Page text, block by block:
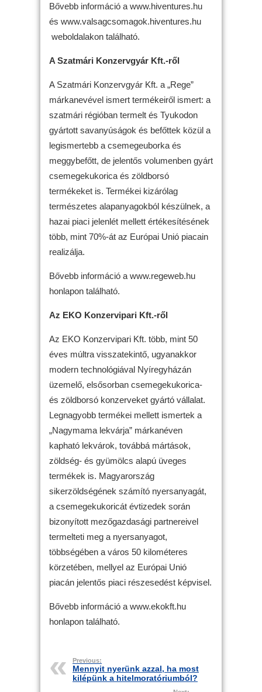
Bővebb információ a www.hiventures.hu
és www.valsagcsomagok.hiventures.hu
weboldalakon található.
A Szatmári Konzervgyár Kft.-ről
A Szatmári Konzervgyár Kft. a „Rege”
márkanevével ismert termékeiről ismert: a
szatmári régióban termelt és Tyukodon
gyártott savanyúságok és befőttek közül a
legismertebb a csemegeuborka és
meggybefőtt, de jelentős volumenben gyárt
csemegekukorica és zöldborsó
termékeket is. Termékei kizárólag
természetes alapanyagokból készülnek, a
hazai piaci jelenlét mellett értékesítésének
több, mint 70%-át az Európai Unió piacain
realizálja.
Bővebb információ a www.regeweb.hu
honlapon található.
Az EKO Konzervipari Kft.-ről
Az EKO Konzervipari Kft. több, mint 50
éves múltra visszatekintő, ugyanakkor
modern technológiával Nyíregyházán
üzemelő, elsősorban csemegekukorica-
és zöldborsó konzerveket gyártó vállalat.
Legnagyobb termékei mellett ismertek a
„Nagymama lekvárja” márkanéven
kapható lekvárok, továbbá mártások,
zöldség- és gyümölcs alapú üveges
termékek is. Magyarország
sikerzöldségének számító nyersanyagát,
a csemegekukoricát évtizedek során
bizonyított mezőgazdasági partnereivel
termelteti meg a nyersanyagot,
többségében a város 50 kilométeres
körzetében, mellyel az Európai Unió
piacán jelentős piaci részesedést képvisel.
Bővebb információ a www.ekokft.hu
honlapon található.
Previous:
Mennyit nyerünk azzal, ha most
kilépünk a hitelmoratóriumból?